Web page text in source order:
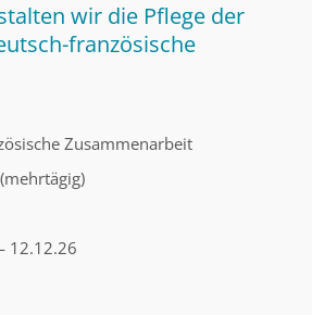
wir die Pflege der
französische
Zusammenarbeit
12.12.26